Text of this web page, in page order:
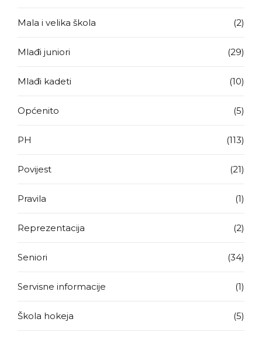
Mala i velika škola (2)
Mlađi juniori (29)
Mlađi kadeti (10)
Općenito (5)
PH (113)
Povijest (21)
Pravila (1)
Reprezentacija (2)
Seniori (34)
Servisne informacije (1)
Škola hokeja (5)